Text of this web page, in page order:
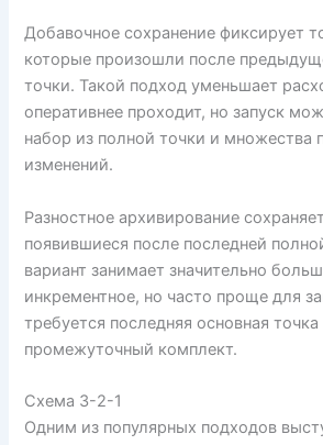
Добавочное сохранение фиксирует
которые произошли после
точки. Такой подход уменьшает
оперативнее проходит, но запуск
набор из полной точки и множества
изменений.
Разностное архивирование
появившиеся после последней
вариант занимает значительно
инкрементное, но часто проще для
требуется последняя основная
промежуточный комплект.
Схема 3-2-1
Одним из популярных подходов